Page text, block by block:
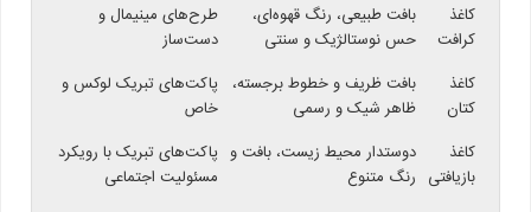
کاغذ
کرافت
بافت طبیعی، رنگ قهوه‌ای،
حس نوستالژیک و سنتی
طرح‌های مینیمال و
دست‌ساز
کاغذ
کتان
بافت ظریف و خطوط برجسته،
ظاهر شیک و رسمی
پاکت‌های تبریک لوکس و
خاص
کاغذ
بازیافتی
دوستدار محیط زیست، بافت و
رنگ متنوع
پاکت‌های تبریک با رویکرد
مسئولیت اجتماعی